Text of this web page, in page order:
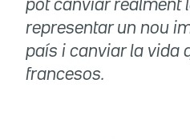
pot canviar realment
representar un nou
país i canviar la vida
francesos.